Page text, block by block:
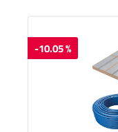
-10.05 %